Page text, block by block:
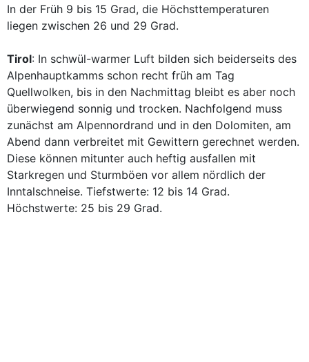
In der Früh 9 bis 15 Grad, die Höchsttemperaturen
liegen zwischen 26 und 29 Grad.
Tirol: In schwül-warmer Luft bilden sich beiderseits des
Alpenhauptkamms schon recht früh am Tag
Quellwolken, bis in den Nachmittag bleibt es aber noch
überwiegend sonnig und trocken. Nachfolgend muss
zunächst am Alpennordrand und in den Dolomiten, am
Abend dann verbreitet mit Gewittern gerechnet werden.
Diese können mitunter auch heftig ausfallen mit
Starkregen und Sturmböen vor allem nördlich der
Inntalschneise. Tiefstwerte: 12 bis 14 Grad.
Höchstwerte: 25 bis 29 Grad.